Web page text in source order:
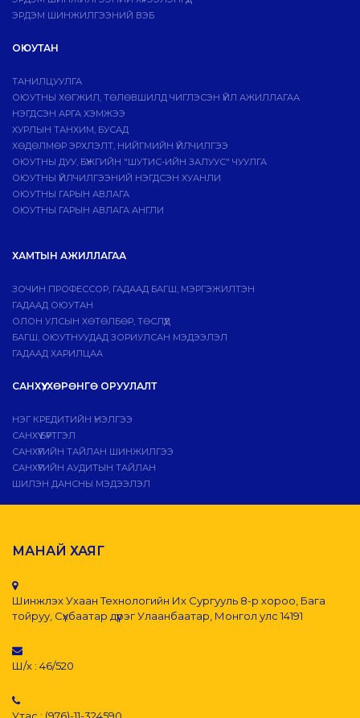
ЭРДЭМ ШИНЖИЛГЭЭНИЙ ВЭБ
ОЮУТАН
ТАНИЛЦУУЛГА
ОЮУТНЫ ХӨГЖИЛ, ТӨЛӨВШИЛД ЧИГЛЭСЭН ҮЙЛ АЖИЛЛАГАА
НЭГДСЭН АРГА ХЭМЖЭЭ
ХУРЛЫН ТАНХИМ, БУСАД
ХӨДӨЛМӨР ЭРХЛЭЛТ, НИЙГМИЙН ҮЙЛЧИЛГЭЭ
ОЮУТНЫ ДУУ, БҮЖГИЙН "ШУТИС-ИЙН ЗАЛУУС" ЧУУЛГА
ОЮУТНЫ ҮЙЛЧИЛГЭЭНИЙ НЭГДСЭН ХУАНЛИ
ОЮУТНЫ ГАРЫН АВЛАГА
ОЮУТНЫ ГАРЫН АВЛАГА АНГЛИ
ХАМТЫН АЖИЛЛАГАА
ЗОЧИН ПРОФЕССОР, ГАДААД БАГШ, МЭРГЭЖИЛТЭН
ГАДААД ОЮУТАН
ОЛОН УЛСЫН ХӨТӨЛБӨР, ТӨСЛҮҮД
БАГШ, ОЮУТНУУДАД ЗОРИУЛСАН МЭДЭЭЛЭЛ
ГАДААД ХАРИЛЦАА
САНХҮҮ, ХӨРӨНГӨ ОРУУЛАЛТ
НЭГ КРЕДИТИЙН ҮНЭЛГЭЭ
САНХҮҮ БҮРТГЭЛ
САНХҮҮГИЙН ТАЙЛАН ШИНЖИЛГЭЭ
САНХҮҮГИЙН АУДИТЫН ТАЙЛАН
ШИЛЭН ДАНСНЫ МЭДЭЭЛЭЛ
МАНАЙ ХАЯГ
Шинжлэх Ухаан Технологийн Их Сургууль 8-р хороо, Бага
тойруу, Сүхбаатар дүүрэг Улаанбаатар, Монгол улс 14191
Ш/х : 46/520